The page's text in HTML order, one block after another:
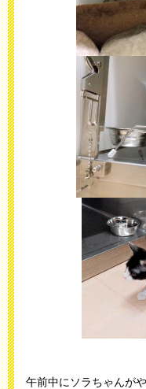
午前中にソラちゃんが